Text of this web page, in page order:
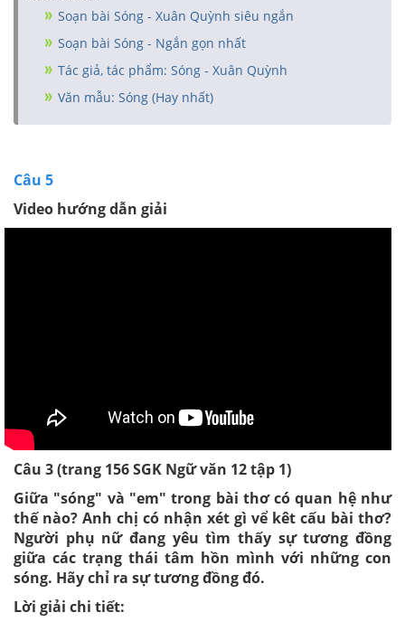
Soạn bài Sóng - Xuân Quỳnh siêu ngắn
Soạn bài Sóng - Ngắn gọn nhất
Tác giả, tác phẩm: Sóng - Xuân Quỳnh
Văn mẫu: Sóng (Hay nhất)
Câu 5
Video hướng dẫn giải
Câu 3 (trang 156 SGK Ngữ văn 12 tập 1)
Giữa "sóng" và "em" trong bài thơ có quan hệ như
thế nào? Anh chị có nhận xét gì vể kêt cấu bài thơ?
Người phụ nữ đang yêu tìm thấy sự tương đồng
giữa các trạng thái tâm hồn mình với những con
sóng. Hãy chỉ ra sự tương đồng đó.
Lời giải chi tiết: